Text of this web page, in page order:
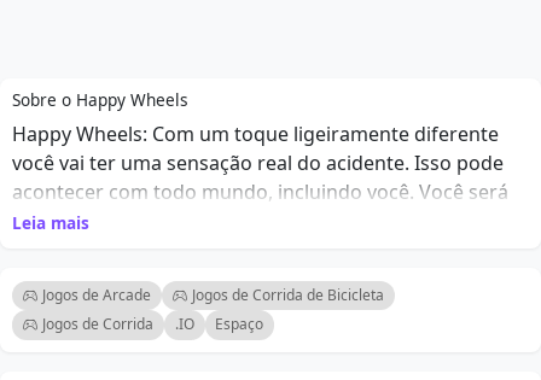
Sobre o Happy Wheels
Happy Wheels: Com um toque ligeiramente diferente
você vai ter uma sensação real do acidente. Isso pode
acontecer com todo mundo, incluindo você. Você será
dado uma imagem real de como os acidentes podem
e morte.
Controles: Z = Ejecção, ESPAÇO = Ação Principal, Shift E
Control = ações Secundárias
Leia mais
Jogos de Arcade
Jogos de Corrida de Bicicleta
Jogos de Corrida
.IO Espaço